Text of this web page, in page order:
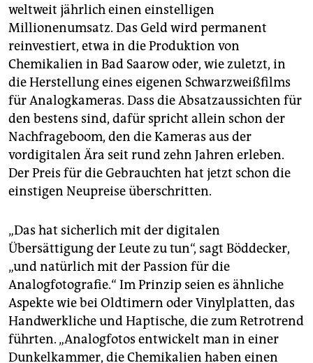
weltweit jährlich einen einstelligen
Millionenumsatz. Das Geld wird permanent
reinvestiert, etwa in die Produktion von
Chemikalien in Bad Saarow oder, wie zuletzt, in
die Herstellung eines eigenen Schwarzweißfilms
für Analogkameras. Dass die Absatzaussichten für
den bestens sind, dafür spricht allein schon der
Nachfrageboom, den die Kameras aus der
vordigitalen Ära seit rund zehn Jahren erleben.
Der Preis für die Gebrauchten hat jetzt schon die
einstigen Neupreise überschritten.
„Das hat sicherlich mit der digitalen
Übersättigung der Leute zu tun“, sagt Böddecker,
„und natürlich mit der Passion für die
Analogfotografie.“ Im Prinzip seien es ähnliche
Aspekte wie bei Oldtimern oder Vinylplatten, das
Handwerkliche und Haptische, die zum Retrotrend
führten. „Analogfotos entwickelt man in einer
Dunkelkammer, die Chemikalien haben einen